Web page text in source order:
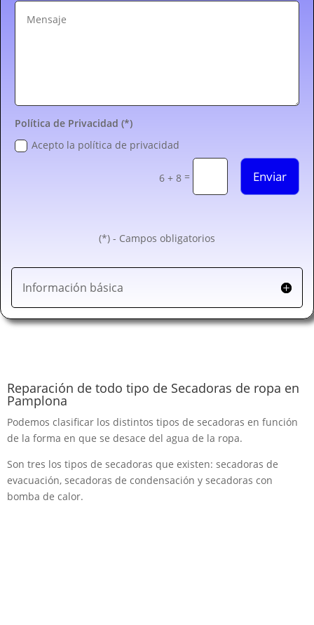
Política de Privacidad (*)
Acepto la política de privacidad
6 + 8 = Enviar
(*) - Campos obligatorios
Información básica
Reparación de todo tipo de Secadoras de ropa en
Pamplona
Podemos clasificar los distintos tipos de secadoras en función
de la forma en que se desace del agua de la ropa.
Son tres los tipos de secadoras que existen: secadoras de
evacuación, secadoras de condensación y secadoras con
bomba de calor.